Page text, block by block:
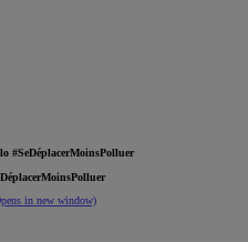
#SeDéplacerMoinsPolluer
in new window)